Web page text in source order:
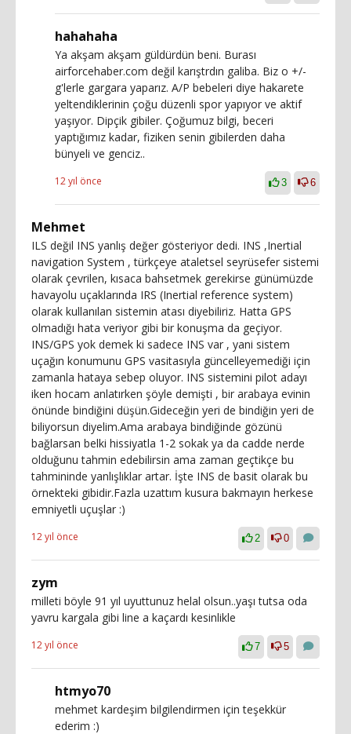
hahahaha
Ya akşam akşam güldürdün beni. Burası
airforcehaber.com değil karıştrdın galiba. Biz o +/-
g'lerle gargara yaparız. A/P bebeleri diye hakarete
yeltendiklerinin çoğu düzenli spor yapıyor ve aktif
yaşıyor. Dipçik gibiler. Çoğumuz bilgi, beceri
yaptığımız kadar, fiziken senin gibilerden daha
bünyeli ve genciz..
12 yıl önce 3 6
Mehmet
ILS değil INS yanlış değer gösteriyor dedi. INS ,Inertial
navigation System , türkçeye ataletsel seyrüsefer sistemi
olarak çevrilen, kısaca bahsetmek gerekirse günümüzde
havayolu uçaklarında IRS (Inertial reference system)
olarak kullanılan sistemin atası diyebiliriz. Hatta GPS
olmadığı hata veriyor gibi bir konuşma da geçiyor.
INS/GPS yok demek ki sadece INS var , yani sistem
uçağın konumunu GPS vasitasıyla güncelleyemediği için
zamanla hataya sebep oluyor. INS sistemini pilot adayı
iken hocam anlatırken şöyle demişti , bir arabaya evinin
önünde bindiğini düşün.Gideceğin yeri de bindiğin yeri de
biliyorsun diyelim.Ama arabaya bindiğinde gözünü
bağlarsan belki hissiyatla 1-2 sokak ya da cadde nerde
olduğunu tahmin edebilirsin ama zaman geçtikçe bu
tahmininde yanlışlıklar artar. İşte INS de basit olarak bu
örnekteki gibidir.Fazla uzattım kusura bakmayın herkese
emniyetli uçuşlar :)
12 yıl önce 2 0
zym
milleti böyle 91 yıl uyuttunuz helal olsun..yaşı tutsa oda
yavru kargala gibi line a kaçardı kesinlikle
12 yıl önce 7 5
htmyo70
mehmet kardeşim bilgilendirmen için teşekkür
ederim :)